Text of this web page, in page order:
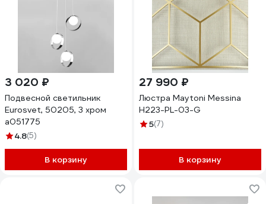
3 020 ₽
Подвесной светильник
Eurosvet, 50205, 3 хром
a051775
4.8(5)
В корзину
27 990 ₽
Люстра Maytoni Messina
H223-PL-03-G
5(7)
В корзину